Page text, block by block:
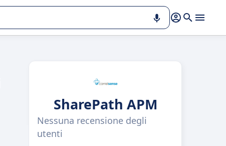
SharePath APM
Nessuna recensione degli
utenti